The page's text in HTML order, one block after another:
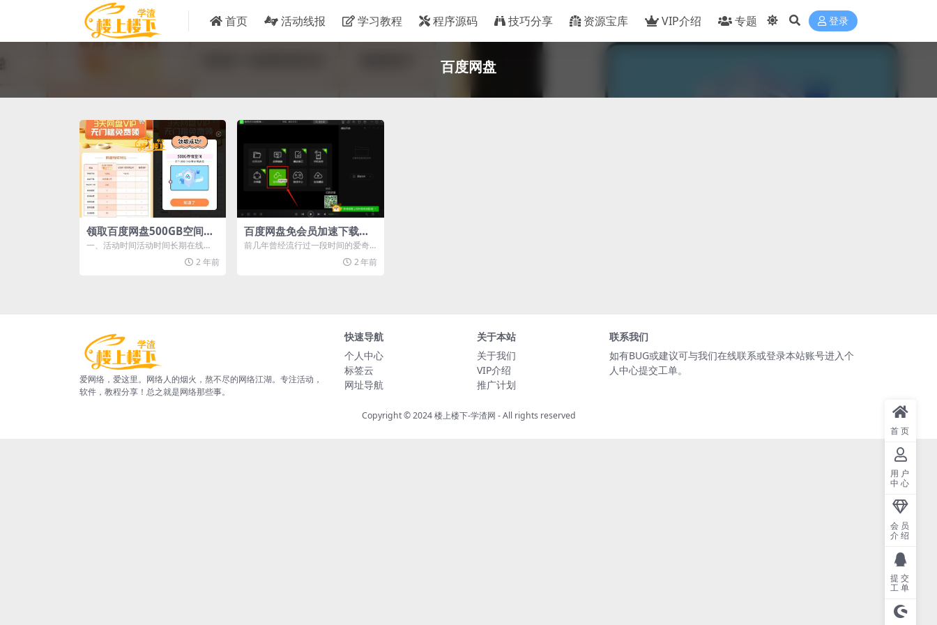
首页 活动线报 学习教程 程序源码 技巧分享 资源宝库 VIP介绍 专题 登录
百度网盘
领取百度网盘500GB空间容
量或3天vip活动
一、活动时间活动时间长期在线
二、活动规则新用户：活动期间下
2 年前
百度网盘免会员加速下载方
法
前几年曾经流行过一段时间的爱奇
艺万能联播居然又不限速了 下载“爱
2 年前
爱网络，爱这里。网络人的烟火，熬不尽的网络江湖。专注活动，
软件，教程分享！总之就是网络那些事。
快速导航
个人中心
标签云
网址导航
关于本站
关于我们
VIP介绍
推广计划
联系我们
如有BUG或建议可与我们在线联系或登录本站账号进入个
人中心提交工单。
Copyright © 2024楼上楼下-学渣网 - All rights reserved
首页
用户
中心
会员
介绍
提交
工单